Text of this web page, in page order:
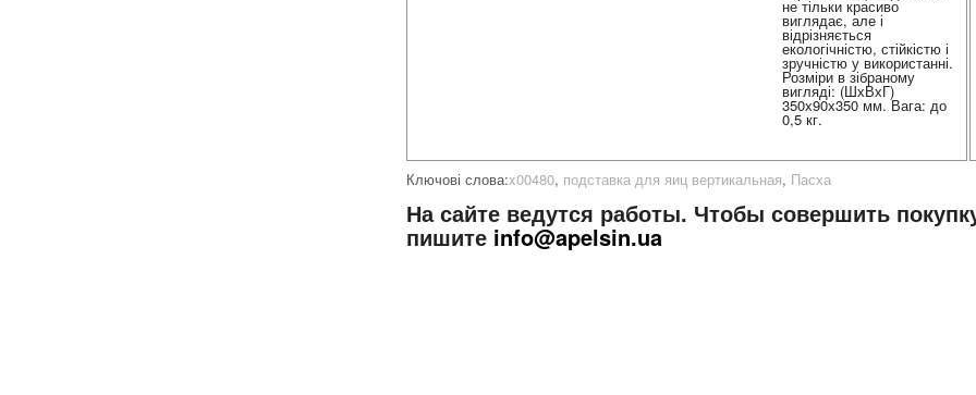
не тільки красиво
виглядає, але і
відрізняється
екологічністю, стійкістю і
зручністю у використанні.
Розміри в зібраному
вигляді: (ШхВхГ)
350х90х350 мм. Вага: до
0,5 кг.
Ключові слова:x00480, подставка для яиц вертикальная, Пасха
На сайте ведутся работы. Чтобы совершить
пишите info@apelsin.ua